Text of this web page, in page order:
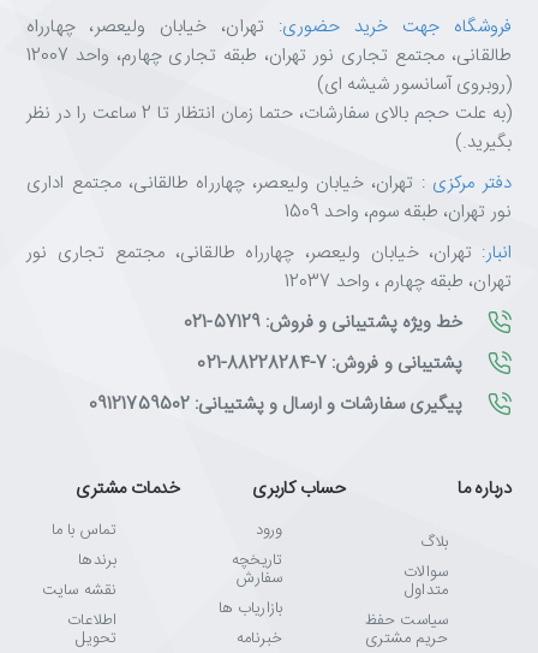
فروشگاه جهت خرید حضوری: تهران، خیابان ولیعصر، چهارراه
طالقانی، مجتمع تجاری نور تهران، طبقه تجاری چهارم، واحد 12007
(روبروی آسانسور شیشه ای)
(به علت حجم بالای سفارشات، حتما زمان انتظار تا 2 ساعت را در نظر
بگیرید.)
دفتر مرکزی : تهران، خیابان ولیعصر، چهارراه طالقانی، مجتمع اداری
نور تهران، طبقه سوم، واحد 1509
انبار: تهران، خیابان ولیعصر، چهارراه طالقانی، مجتمع تجاری نور
تهران، طبقه چهارم ، واحد 12037
خط ویژه پشتیبانی و فروش: 57129-021
پشتیبانی و فروش: 7-88228284-021
پیگیری سفارشات و ارسال و پشتیبانی: 09121759502
درباره ما
بلاگ
سوالات
متداول
سیاست حفظ
حریم مشتری
حساب کاربری
ورود
تاریخچه
سفارش
بازاریاب ها
خبرنامه
خدمات مشتری
تماس با ما
برندها
نقشه سایت
اطلاعات
تحویل